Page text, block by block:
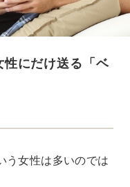
にだけ送る「ベ
う女性は多いのでは